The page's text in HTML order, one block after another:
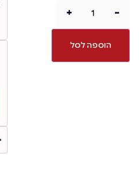
-
+
הוספה לסל